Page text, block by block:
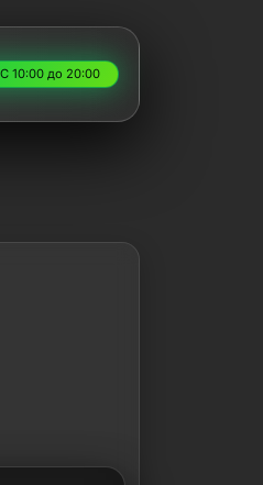
10:00 до 20:00